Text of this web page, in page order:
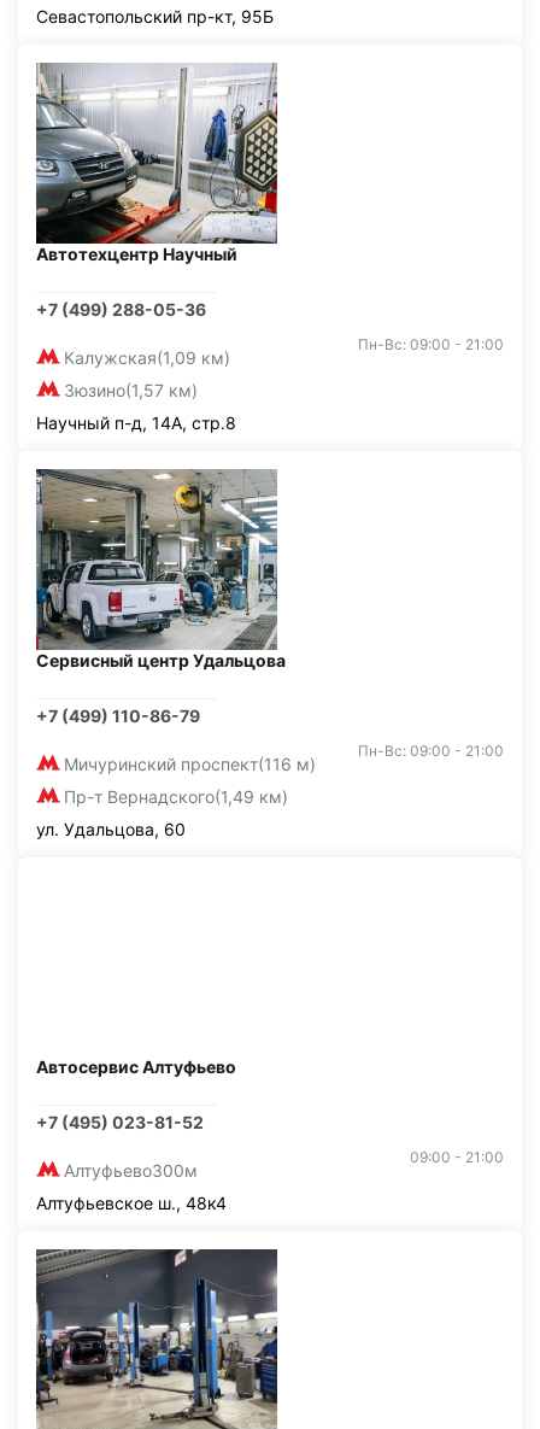
Севастопольский пр-кт, 95Б
Автотехцентр Научный
+7 (499) 288-05-36
Калужская(1,09 км)
Зюзино(1,57 км)
Пн-Вс: 09:00 - 21:00
Научный п-д, 14А, стр.8
Сервисный центр Удальцова
+7 (499) 110-86-79
Мичуринский проспект(116 м)
Пр-т Вернадского(1,49 км)
Пн-Вс: 09:00 - 21:00
ул. Удальцова, 60
Автосервис Алтуфьево
+7 (495) 023-81-52
Алтуфьево300м
09:00 - 21:00
Алтуфьевское ш., 48к4